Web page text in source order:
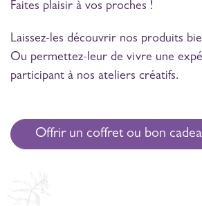
Faites plaisir à vos proches !
Laissez-les découvrir nos produits
Ou permettez-leur de vivre une
participant à nos ateliers créatifs.
Offrir un coffret ou bon